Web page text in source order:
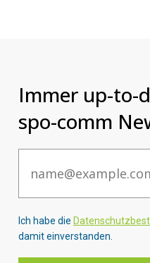
Immer up-to-
spo-comm
Ich habe die
damit einverstanden.